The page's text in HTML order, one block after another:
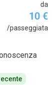
da
10 €
/passeggiata